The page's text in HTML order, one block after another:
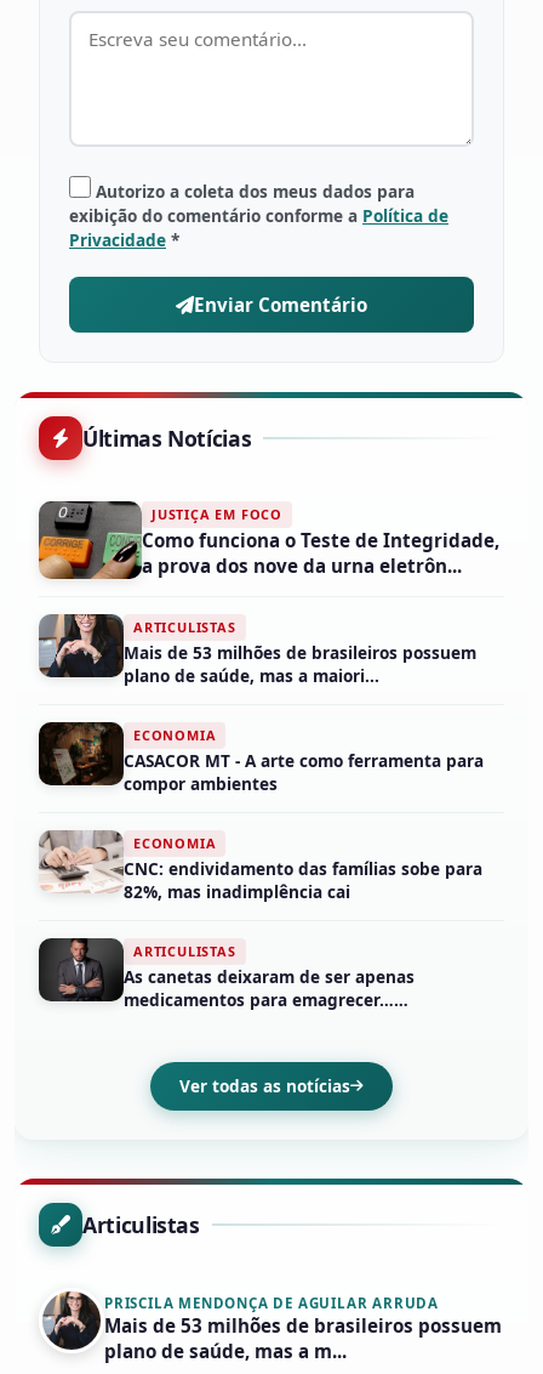
Autorizo a coleta dos meus dados para
exibição do comentário conforme a Política de
Privacidade *
Enviar Comentário
Últimas Notícias
JUSTIÇA EM FOCO
Como funciona o Teste de Integridade,
a prova dos nove da urna eletrôn...
ARTICULISTAS
Mais de 53 milhões de brasileiros possuem
plano de saúde, mas a maiori...
ECONOMIA
CASACOR MT - A arte como ferramenta para
compor ambientes
ECONOMIA
CNC: endividamento das famílias sobe para
82%, mas inadimplência cai
ARTICULISTAS
As canetas deixaram de ser apenas
medicamentos para emagrecer……
Ver todas as notícias
Articulistas
PRISCILA MENDONÇA DE AGUILAR ARRUDA
Mais de 53 milhões de brasileiros possuem
plano de saúde, mas a m...